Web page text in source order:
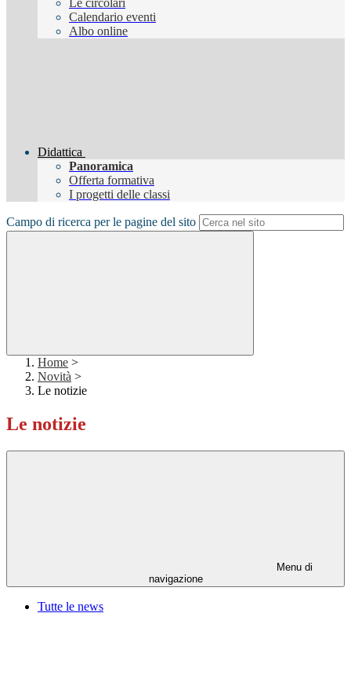
Le circolari
Calendario eventi
Albo online
Didattica
Panoramica
Offerta formativa
I progetti delle classi
Campo di ricerca per le pagine del sito
Home >
Novità >
Le notizie
Le notizie
Menu di
navigazione
Tutte le news